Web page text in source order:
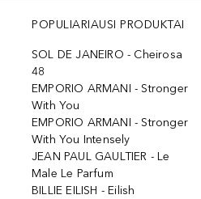
POPULIARIAUSI PRODUKTAI
SOL DE JANEIRO - Cheirosa
48
EMPORIO ARMANI - Stronger
With You
EMPORIO ARMANI - Stronger
With You Intensely
JEAN PAUL GAULTIER - Le
Male Le Parfum
BILLIE EILISH - Eilish